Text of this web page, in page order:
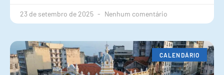
23 de setembro de 2025 Nenhum comentário
CALENDÁRIO